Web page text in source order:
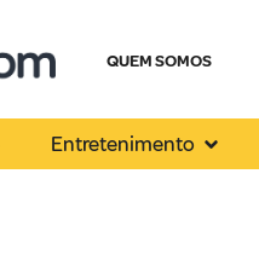
QUEM SOMOS
Entretenimento